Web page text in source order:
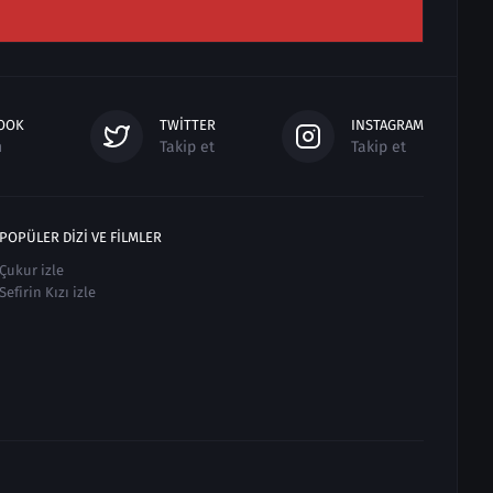
TWITTER
Takip et
INSTAGRAM
Takip et
POPÜLER DIZI VE FILMLER
Çukur izle
Sefirin Kızı izle